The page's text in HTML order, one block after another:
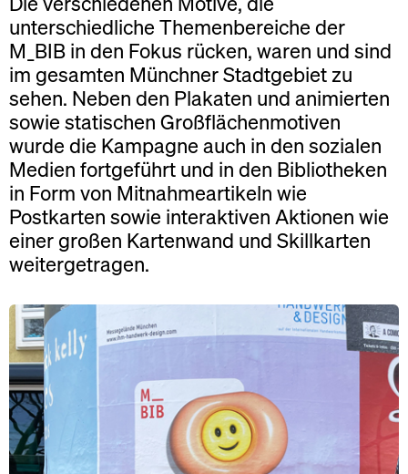
unterschiedliche Themenbereiche der
M_BIB in den Fokus rücken, waren und sind
im gesamten Münchner Stadtgebiet zu
sehen. Neben den Plakaten und animierten
sowie statischen Großflächenmotiven
wurde die Kampagne auch in den sozialen
Medien fortgeführt und in den Bibliotheken
in Form von Mitnahmeartikeln wie
Postkarten sowie interaktiven Aktionen wie
einer großen Kartenwand und Skillkarten
weitergetragen.